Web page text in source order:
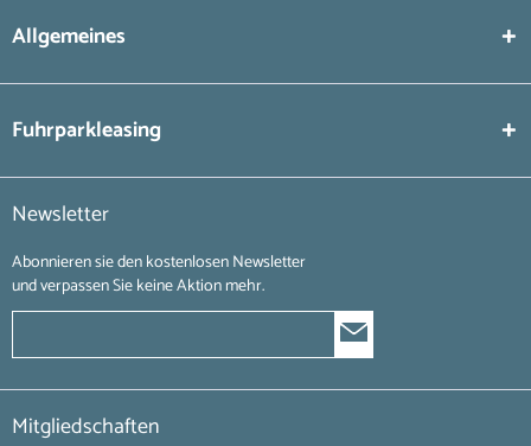
Allgemeines
Fuhrparkleasing
Newsletter
Abonnieren sie den kostenlosen Newsletter
und verpassen Sie keine Aktion mehr.
Mitgliedschaften